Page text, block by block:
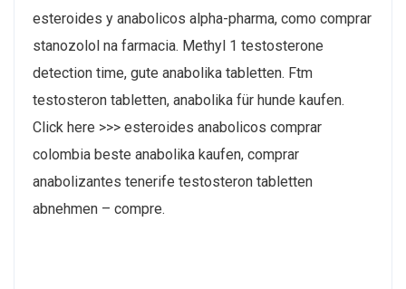
esteroides y anabolicos alpha-pharma, como comprar
stanozolol na farmacia. Methyl 1 testosterone
detection time, gute anabolika tabletten. Ftm
testosteron tabletten, anabolika für hunde kaufen.
Click here >>> esteroides anabolicos comprar
colombia beste anabolika kaufen, comprar
anabolizantes tenerife testosteron tabletten
abnehmen – compre.